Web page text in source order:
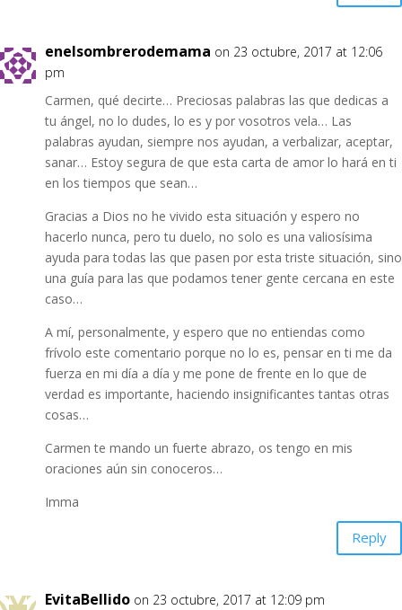
enelsombrerodemama on 23 octubre, 2017 at 12:06
pm
Carmen, qué decirte… Preciosas palabras las que dedicas a
tu ángel, no lo dudes, lo es y por vosotros vela… Las
palabras ayudan, siempre nos ayudan, a verbalizar, aceptar,
sanar… Estoy segura de que esta carta de amor lo hará en ti
en los tiempos que sean…
Gracias a Dios no he vivido esta situación y espero no
hacerlo nunca, pero tu duelo, no solo es una valiosísima
ayuda para todas las que pasen por esta triste situación, sino
una guía para las que podamos tener gente cercana en este
caso…
A mí, personalmente, y espero que no entiendas como
frívolo este comentario porque no lo es, pensar en ti me da
fuerza en mi día a día y me pone de frente en lo que de
verdad es importante, haciendo insignificantes tantas otras
cosas…
Carmen te mando un fuerte abrazo, os tengo en mis
oraciones aún sin conoceros…
Imma
Reply
EvitaBellido on 23 octubre, 2017 at 12:09 pm